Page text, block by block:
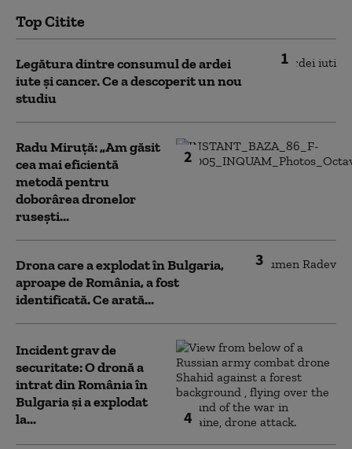
Top Citite
1
Legătura dintre consumul de ardei
iute și cancer. Ce a descoperit un nou
studiu
2
Radu Miruță: „Am găsit
cea mai eficientă
metodă pentru
doborârea dronelor
rusești...
3
Drona care a explodat în Bulgaria,
aproape de România, a fost
identificată. Ce arată...
4
Incident grav de
securitate: O dronă a
intrat din România în
Bulgaria şi a explodat
la...